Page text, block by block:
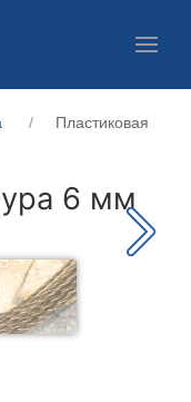
Пластиковая
6 мм